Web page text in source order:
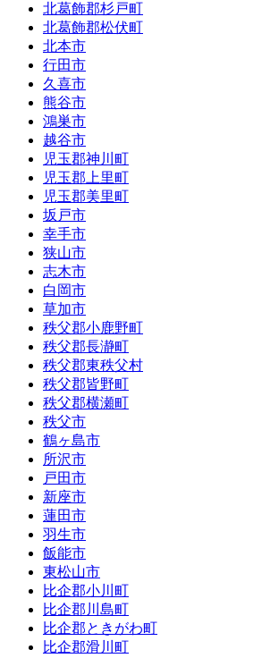
北葛飾郡杉戸町
北葛飾郡松伏町
北本市
行田市
久喜市
熊谷市
鴻巣市
越谷市
児玉郡神川町
児玉郡上里町
児玉郡美里町
坂戸市
幸手市
狭山市
志木市
白岡市
草加市
秩父郡小鹿野町
秩父郡長瀞町
秩父郡東秩父村
秩父郡皆野町
秩父郡横瀬町
秩父市
鶴ヶ島市
所沢市
戸田市
新座市
蓮田市
羽生市
飯能市
東松山市
比企郡小川町
比企郡川島町
比企郡ときがわ町
比企郡滑川町